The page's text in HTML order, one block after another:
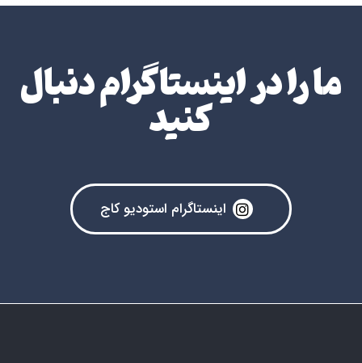
ما را در اینستاگرام دنبال
کنید
اینستاگرام استودیو کاج